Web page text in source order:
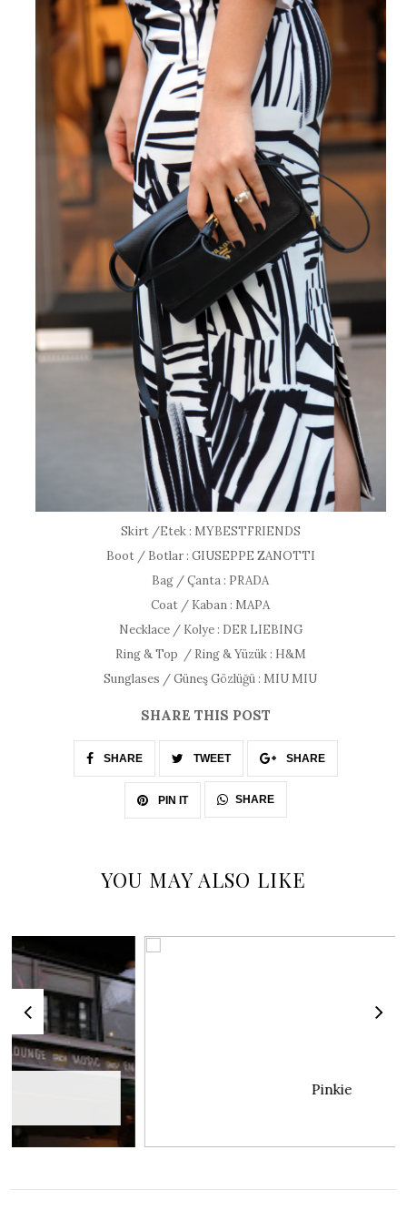
Skirt /Etek : MYBESTFRIENDS
Boot / Botlar : GIUSEPPE ZANOTTI
Bag / Çanta : PRADA
Coat / Kaban : MAPA
Necklace / Kolye : DER LIEBING
Ring & Top / Ring & Yüzük : H&M
Sunglases / Güneş Gözlüğü : MIU MIU
SHARE THIS POST
SHARE TWEET SHARE
PIN IT SHARE
YOU MAY ALSO LIKE